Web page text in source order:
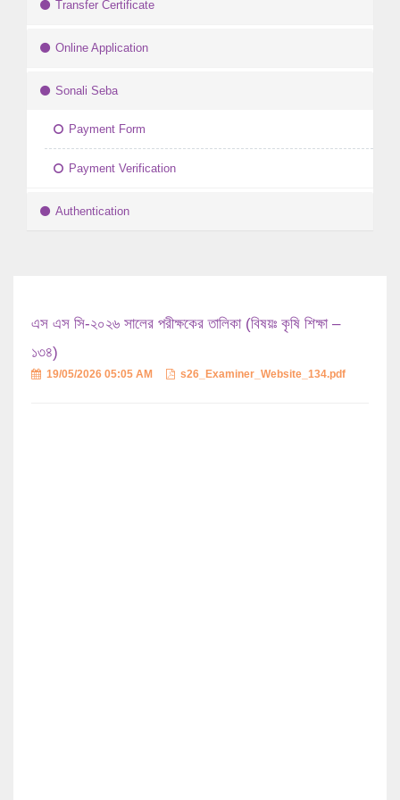
Transfer Certificate
Online Application
Sonali Seba
Payment Form
Payment Verification
Authentication
এস এস সি-২০২৬ সালের পরীক্ষকের তালিকা (বিষয়ঃ কৃষি শিক্ষা –
১৩৪)
19/05/2026 05:05 AM s26_Examiner_Website_134.pdf